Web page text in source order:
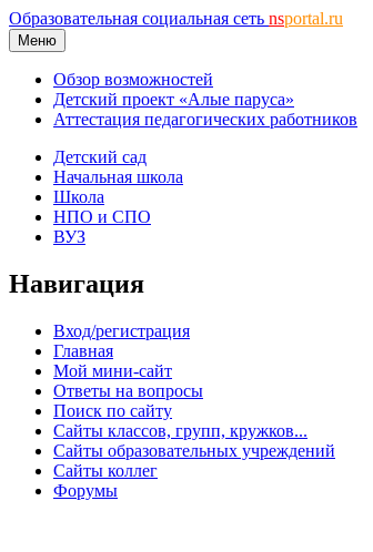
Образовательная социальная сеть nsportal.ru
Меню
Обзор возможностей
Детский проект «Алые паруса»
Аттестация педагогических работников
Детский сад
Начальная школа
Школа
НПО и СПО
ВУЗ
Навигация
Вход/регистрация
Главная
Мой мини-сайт
Ответы на вопросы
Поиск по сайту
Сайты классов, групп, кружков...
Сайты образовательных учреждений
Сайты коллег
Форумы